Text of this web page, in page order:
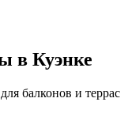
в Куэнке
балконов и террас